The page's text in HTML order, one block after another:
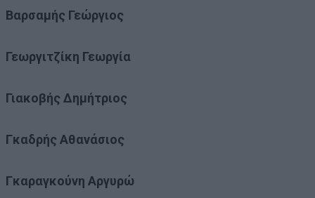
Βαρσαμής Γεώργιος
Γεωργιτζίκη Γεωργία
Γιακοβής Δημήτριος
Γκαδρής Αθανάσιος
Γκαραγκούνη Αργυρώ